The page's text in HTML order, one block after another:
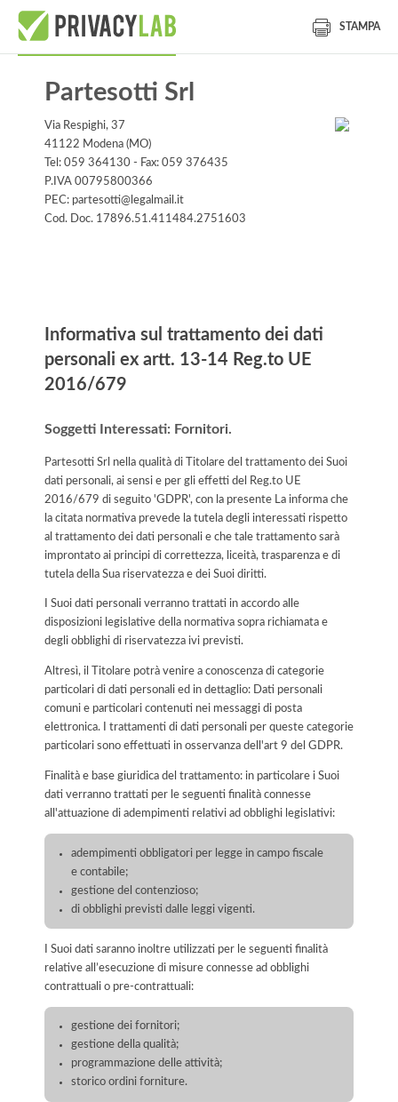
STAMPA
Partesotti Srl
Via Respighi, 37
41122 Modena (MO)
Tel: 059 364130 - Fax: 059 376435
P.IVA 00795800366
PEC: partesotti@legalmail.it
Cod. Doc. 17896.51.411484.2751603
Informativa sul trattamento dei dati
personali ex artt. 13-14 Reg.to UE
2016/679
Soggetti Interessati: Fornitori.
Partesotti Srl nella qualità di Titolare del trattamento dei Suoi
dati personali, ai sensi e per gli effetti del Reg.to UE
2016/679 di seguito 'GDPR', con la presente La informa che
la citata normativa prevede la tutela degli interessati rispetto
al trattamento dei dati personali e che tale trattamento sarà
improntato ai principi di correttezza, liceità, trasparenza e di
tutela della Sua riservatezza e dei Suoi diritti.
I Suoi dati personali verranno trattati in accordo alle
disposizioni legislative della normativa sopra richiamata e
degli obblighi di riservatezza ivi previsti.
Altresì, il Titolare potrà venire a conoscenza di categorie
particolari di dati personali ed in dettaglio: Dati personali
comuni e particolari contenuti nei messaggi di posta
elettronica. I trattamenti di dati personali per queste categorie
particolari sono effettuati in osservanza dell'art 9 del GDPR.
Finalità e base giuridica del trattamento: in particolare i Suoi
dati verranno trattati per le seguenti finalità connesse
all'attuazione di adempimenti relativi ad obblighi legislativi:
adempimenti obbligatori per legge in campo fiscale
e contabile;
gestione del contenzioso;
di obblighi previsti dalle leggi vigenti.
I Suoi dati saranno inoltre utilizzati per le seguenti finalità
relative all’esecuzione di misure connesse ad obblighi
contrattuali o pre-contrattuali:
gestione dei fornitori;
gestione della qualità;
programmazione delle attività;
storico ordini forniture.